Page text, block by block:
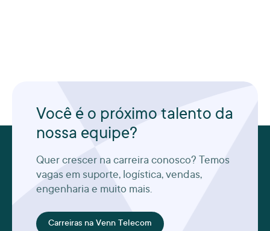
Você é o próximo talento da
nossa equipe?
Quer crescer na carreira conosco? Temos
vagas em suporte, logística, vendas,
engenharia e muito mais.
Carreiras na Venn Telecom